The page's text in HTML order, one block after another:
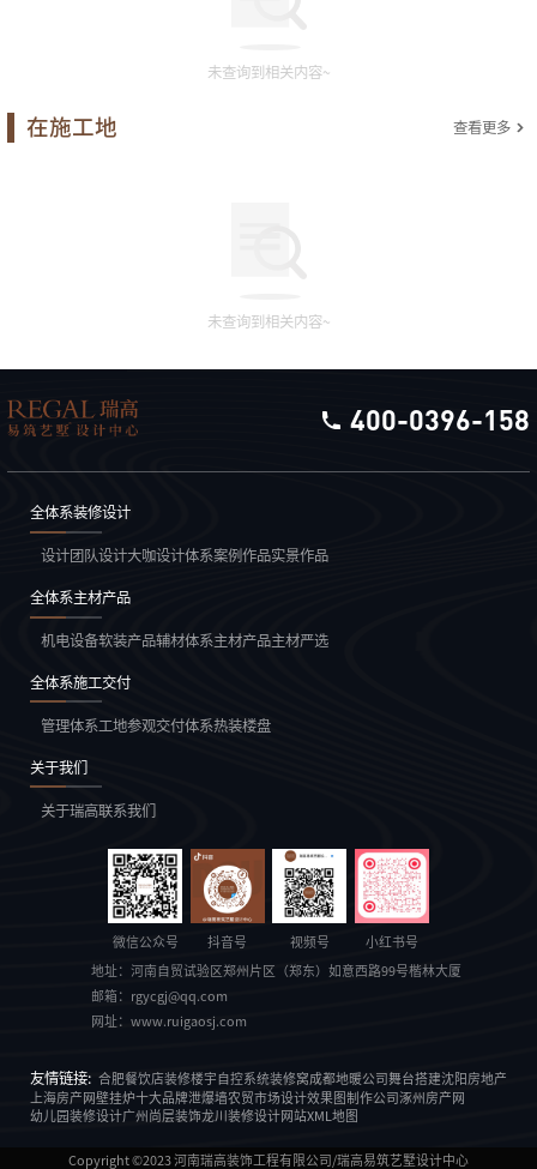
未查询到相关内容~
在施工地 查看更多
未查询到相关内容~
400-0396-158
全体系装修设计
设计团队设计大咖设计体系案例作品实景作品
全体系主材产品
机电设备软装产品辅材体系主材产品主材严选
全体系施工交付
管理体系工地参观交付体系热装楼盘
关于我们
关于瑞高联系我们
微信公众号 抖音号 视频号 小红书号
地址： 河南自贸试验区郑州片区（郑东）如意西路99号楷林大厦
邮箱：
rgycgj@qq.com
网址： www.ruigaosj.com
友情链接: 合肥餐饮店装修楼宇自控系统装修窝成都地暖公司舞台搭建沈阳房地产
上海房产网壁挂炉十大品牌泄爆墙农贸市场设计效果图制作公司 涿州房产网
幼儿园装修设计广州尚层装饰龙川装修设计网站XML地图
Copyright ©2023河南瑞高装饰工程有限公司/瑞高易筑艺墅设计中心